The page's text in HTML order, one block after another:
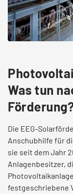
Was tun
Die EEG-
Anschubhilfe für
sie seit dem Jahr
Anlagenbesitzer,
festgeschriebene